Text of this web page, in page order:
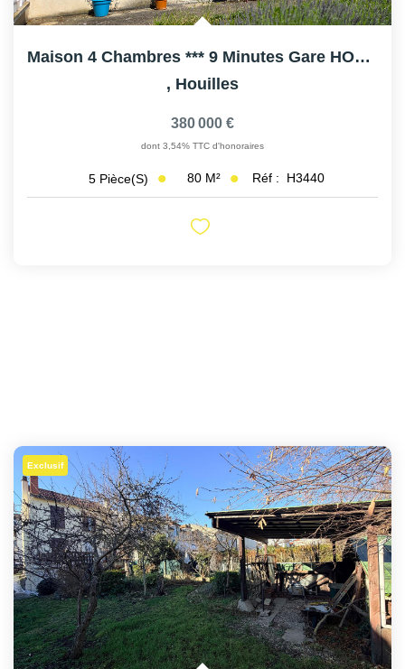
Maison 4 Chambres *** 9 Minutes Gare HOUILLES
, Houilles
380 000 €
dont 3,54% TTC d'honoraires
5 Pièce(s) 80 M² Réf : H3440
Exclusif